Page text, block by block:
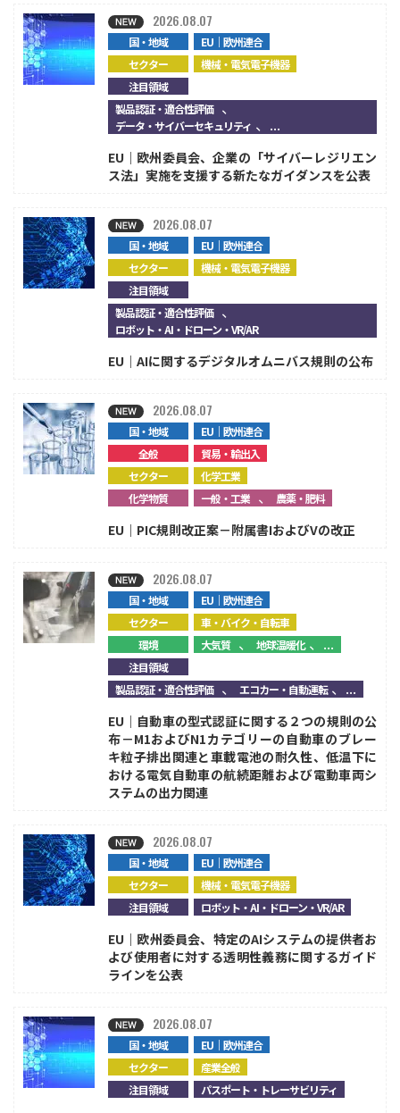
国・地域
EU｜欧州連合
セクター
機械・電気電子機器
注目領域
製品認証・適合性評価 、
データ・サイバーセキュリティ 、...
2026.08.07
EU｜欧州委員会、企業の「サイバーレジリエン
ス法」実施を支援する新たなガイダンスを公表
国・地域
EU｜欧州連合
セクター
機械・電気電子機器
注目領域
製品認証・適合性評価 、
ロボット・AI・ドローン・VR/AR
2026.08.07
EU｜AIに関するデジタルオムニバス規則の公布
国・地域
EU｜欧州連合
全般
貿易・輸出入
セクター
化学工業
化学物質
一般・工業 、農薬・肥料
2026.08.07
EU｜PIC規則改正案－附属書IおよびVの改正
国・地域
EU｜欧州連合
セクター
車・バイク・自転車
環境
大気質 、地球温暖化、...
注目領域
製品認証・適合性評価 、エコカー・自動運転、...
2026.08.07
EU｜自動車の型式認証に関する２つの規則の公
布－M1およびN1カテゴリーの自動車のブレー
キ粒子排出関連と車載電池の耐久性、低温下に
おける電気自動車の航続距離および電動車両シ
ステムの出力関連
国・地域
EU｜欧州連合
セクター
機械・電気電子機器
注目領域
ロボット・AI・ドローン・VR/AR
2026.08.07
EU｜欧州委員会、特定のAIシステムの提供者お
よび使用者に対する透明性義務に関するガイド
ラインを公表
国・地域
EU｜欧州連合
セクター
産業全般
注目領域
パスポート・トレーサビリティ
2026.08.07